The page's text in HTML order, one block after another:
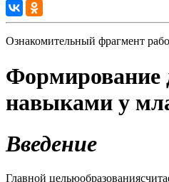
Ознакомительный фрагмент
Формирование
навыками у
Введение
Главной